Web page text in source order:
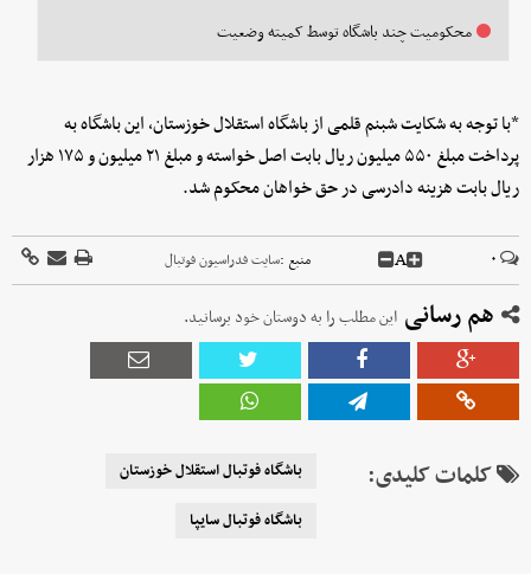
محکومیت چند باشگاه توسط کمیته وضعیت
*با توجه به شکایت شبنم قلمی از باشگاه استقلال خوزستان، این باشگاه به
پرداخت مبلغ ۵۵۰ میلیون ریال بابت اصل خواسته و مبلغ ۲۱ میلیون و ۱۷۵ هزار
ریال بابت هزینه دادرسی در حق خواهان محکوم شد.
۰ A منبع :سایت فدراسیون فوتبال
هم رسانی این مطلب را به دوستان خود برسانید.
کلمات کلیدی:
باشگاه فوتبال استقلال خوزستان
باشگاه فوتبال سایپا